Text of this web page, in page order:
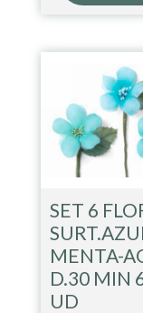
SET 6
SURT.AZUL
MENTA-
D.30 MIN
UD